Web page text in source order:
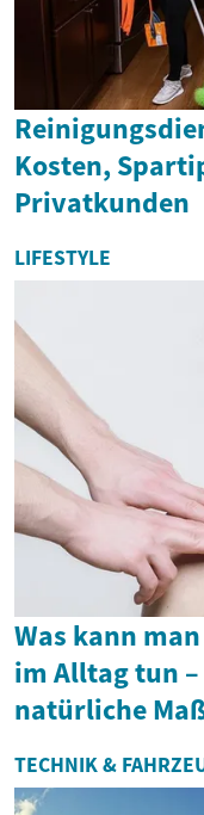
Kosten,
Privatkunden
LIFESTYLE
Was kann
im Alltag tun
natürliche
TECHNIK &